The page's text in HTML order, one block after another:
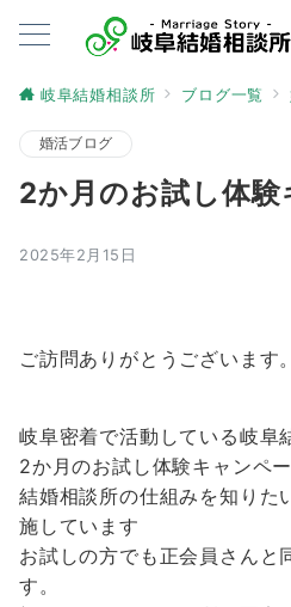
岐阜結婚相談所 ブログ一覧
婚活ブログ
2か月のお試し体験
2025年2月15日
ご訪問ありがとうございます。
岐阜密着で活動している岐阜
2か月のお試し体験キャンペー
結婚相談所の仕組みを知りた
施しています
お試しの方でも正会員さんと
す。